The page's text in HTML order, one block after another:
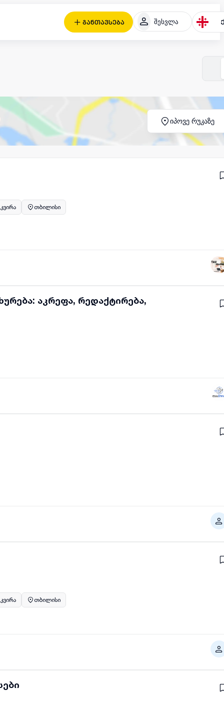
განთავსება შესვლა
იპოვე რუკაზე
თბილისი
აკრეფა, რედაქტირება,
თბილისი
სერვისები